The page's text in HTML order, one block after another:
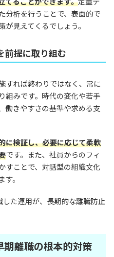
分析を行うことで、表面的で
見えてくるでしょう。
前提に取り組む
すれば終わりではなく、常に
組みです。時代の変化や若手
働きやすさの基準や求める支
に検証し、必要に応じて柔軟
です。また、社員からのフィ
すことで、対話型の組織文化
。
た運用が、長期的な離職防止
離職の根本的対策